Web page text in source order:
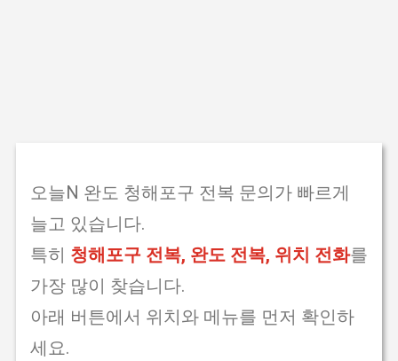
오늘N 완도 청해포구 전복 문의가 빠르게
늘고 있습니다.
특히 청해포구 전복, 완도 전복, 위치 전화를
가장 많이 찾습니다.
아래 버튼에서 위치와 메뉴를 먼저 확인하
세요.